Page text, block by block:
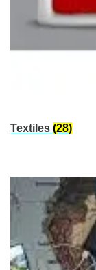
Textiles (28)